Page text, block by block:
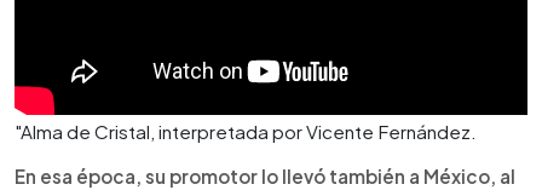
"Alma de Cristal, interpretada por Vicente Fernández.
En esa época, su promotor lo llevó también a México, al